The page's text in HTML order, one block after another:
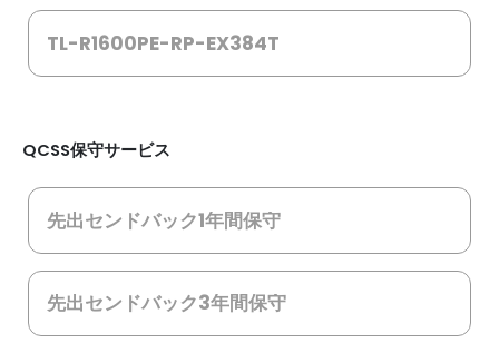
TL-R1600PE-RP-EX384T
QCSS保守サービス
先出センドバック1年間保守
先出センドバック3年間保守